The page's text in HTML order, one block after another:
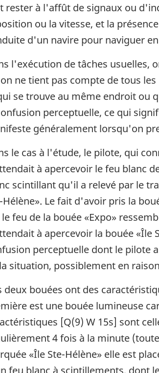
rester à l'affût de signaux ou
ou la vitesse, et la
d'un navire pour naviguer
l'exécution de tâches usuelles,
ne tient pas compte de tous
se trouve au même endroit ou
perceptuelle, ce qui
généralement lorsqu'on
le cas à l'étude, le pilote, qui
à apercevoir le feu blanc
scintillant qu'il a relevé par le
Hélène». Le fait d'avoir pris la
feu de la bouée «Expo»
à apercevoir la bouée «Île
perceptuelle dont le pilote
situation, possiblement en
deux bouées ont des
est une bouée lumineuse
[Q(9) W 15s] sont
4 fois à la minute
«Île Ste-Hélène» elle est
feu blanc à scintillements, dont